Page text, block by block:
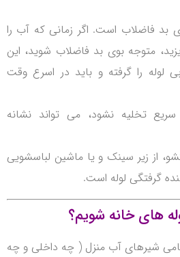
بد فاضلاب است. اگر زمانی که آب را
متوجه بوی بد فاضلاب شوید، این
را گرفته و باید در اسرع وقت
تخلیه نشود، می تواند نشانه
از زیر سینک و یا ماشین لباسشویی
گرفتگی لوله است.
های خانه شویم؟
شیرهای آب منزل ( چه داخلی و چه